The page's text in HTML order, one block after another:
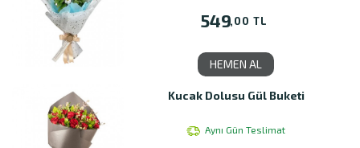
549,00 TL
HEMEN AL
Kucak Dolusu Gül Buketi
Aynı Gün Teslimat